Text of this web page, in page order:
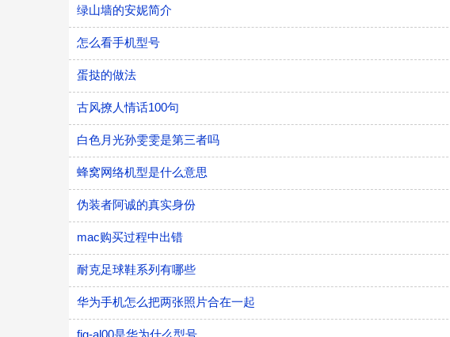
绿山墙的安妮简介
怎么看手机型号
蛋挞的做法
古风撩人情话100句
白色月光孙雯雯是第三者吗
蜂窝网络机型是什么意思
伪装者阿诚的真实身份
mac购买过程中出错
耐克足球鞋系列有哪些
华为手机怎么把两张照片合在一起
fig-al00是华为什么型号